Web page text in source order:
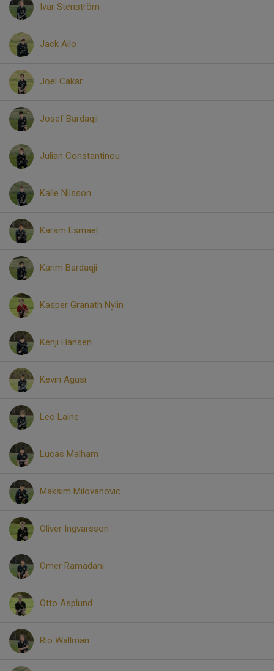
Ivar Stenström
Jack Ailo
Joel Cakar
Josef Bardaqji
Julian Constantinou
Kalle Nilsson
Karam Esmael
Karim Bardaqji
Kasper Granath Nylin
Kenji Hansen
Kevin Agusi
Leo Laine
Lucas Malham
Maksim Milovanovic
Oliver Ingvarsson
Omer Ramadani
Otto Asplund
Rio Wallman